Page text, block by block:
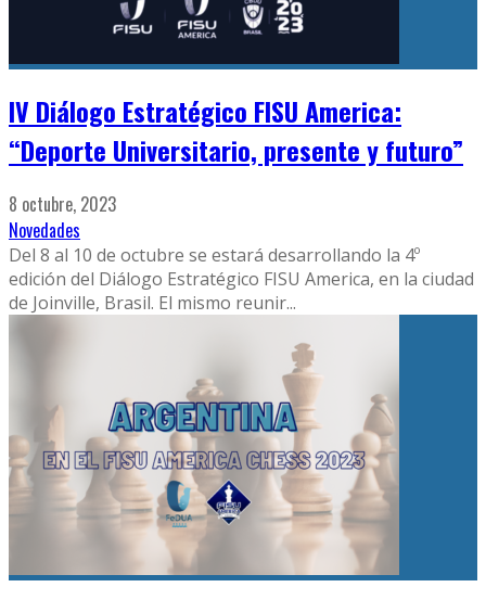
IV Diálogo Estratégico FISU America:
“Deporte Universitario, presente y futuro”
8 octubre, 2023
Novedades
Del 8 al 10 de octubre se estará desarrollando la 4º
edición del Diálogo Estratégico FISU America, en la ciudad
de Joinville, Brasil. El mismo reunir...